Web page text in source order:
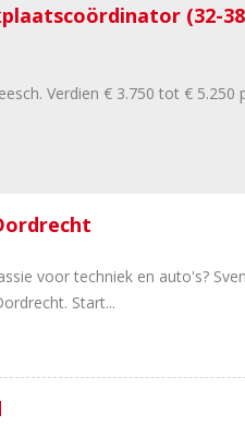
(32-
Verdien € 3.750 tot €
voor techniek en auto's?
Start...